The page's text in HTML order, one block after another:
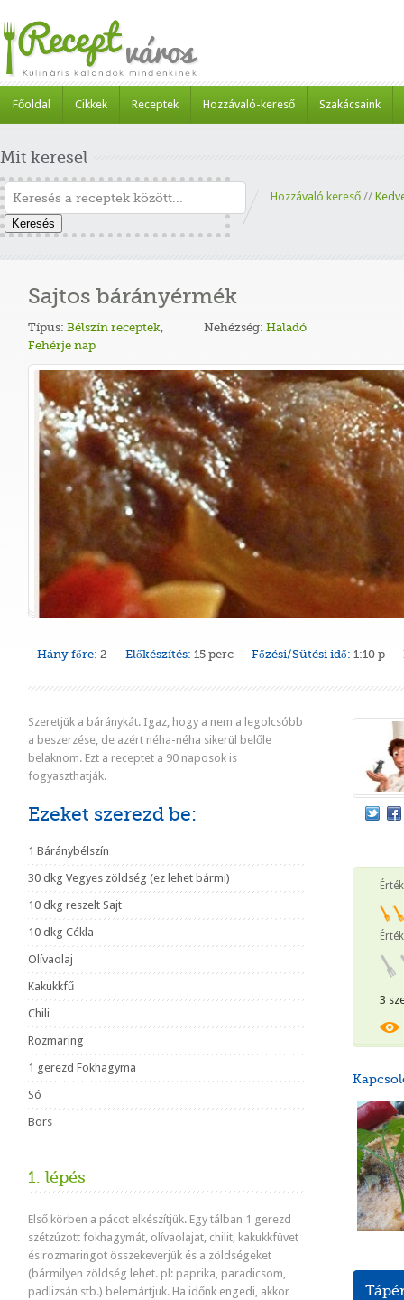
Főoldal Cikkek Receptek Hozzávaló-kereső Szakácsaink
Mit keresel
Keresés
Hozzávaló kereső //
Sajtos bárányérmék
Típus: Bélszín receptek,
Fehérje nap
Nehézség: Haladó
Hány főre: 2 Előkészítés: 15 perc Főzési/Sütési idő: 1:10 p
Szeretjük a báránykát. Igaz, hogy a nem a legolcsóbb
a beszerzése, de azért néha-néha sikerül belőle
belaknom. Ezt a receptet a 90 naposok is
fogyaszthatják.
Ezeket szerezd be:
1 Báránybélszín
30 dkg Vegyes zöldség (ez lehet bármi)
10 dkg reszelt Sajt
10 dkg Cékla
Olívaolaj
Kakukkfű
Chili
Rozmaring
1 gerezd Fokhagyma
Só
Bors
1. lépés
Első körben a pácot elkészítjük. Egy tálban 1 gerezd
szétzúzott fokhagymát, olívaolajat, chilit, kakukkfüvet
és rozmaringot összekeverjük és a zöldségeket
(bármilyen zöldség lehet. pl: paprika, paradicsom,
padlizsán stb.) belemártjuk. Ha időnk engedi, akkor
3